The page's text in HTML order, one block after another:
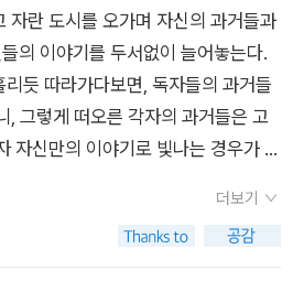
이렇게 아는 게 없어.(122p)”라고 엄
. 그렇게 그녀는 길을 걸으며 기억하
엄마와 화해하는 길을 걷고 있다. 어
는 것은 미완의 과제임을 받아들이
기 위해 도시를 가로지르는 산책(20
인을 읽는 응시가 되고, 글이 되었
누구와도 친구가 될 수 있었고 누구
말할 수 있는 사람. 고닉의 글에는
녀에게 속마음을 말하고 싶어질 정도
하고 멋지게 만들었을까.고닉 역시
나와 마찬가지로 시골이나 다름없는
히 뉴욕을 걷고 사람들을 만나고 레
. 『짝 없는 여자와 도시』란 제목이
다. 그런데, 정말 고닉이 짝이 없을
랬다. 사춘기에 접어든 고닉이 그 무렵
이 있고, 자신은 그로부터 한참 멀리
이, 그 중심지는 지하철 한 번 타면 갈
도 알았듯이 나도 그즈음에 그랬던 것
한 번의 출발로 맨해튼에 도착했을
어느 순간 덜컥 겁이 났고 학교가 끝
아가야 한다는 생각 때문에 전철이
자란 도시를 오가며 자신의 과거들과
의 이야기를 두서없이 늘어놓는다.
듯 따라가다보면, 독자들의 과거들
, 그렇게 떠오른 각자의 과거들은 고
자신만의 이야기로 빛나는 경우가 많
반짝임으로 느껴졌다. 책의 제목은
. 조지 기싱의 <짝 없는 여자들>에서
더보기